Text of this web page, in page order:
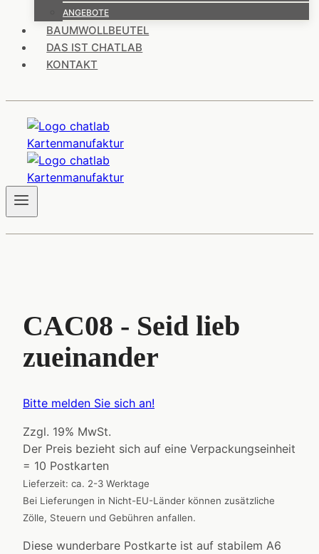
ANGEBOTE
BAUMWOLLBEUTEL
DAS IST CHATLAB
KONTAKT
CAC08 - Seid lieb
zueinander
Bitte melden Sie sich an!
Zzgl. 19% MwSt.
Der Preis bezieht sich auf eine Verpackungseinheit
= 10 Postkarten
Lieferzeit: ca. 2-3 Werktage
Bei Lieferungen in Nicht-EU-Länder können zusätzliche
Zölle, Steuern und Gebühren anfallen.
Diese wunderbare Postkarte ist auf stabilem A6